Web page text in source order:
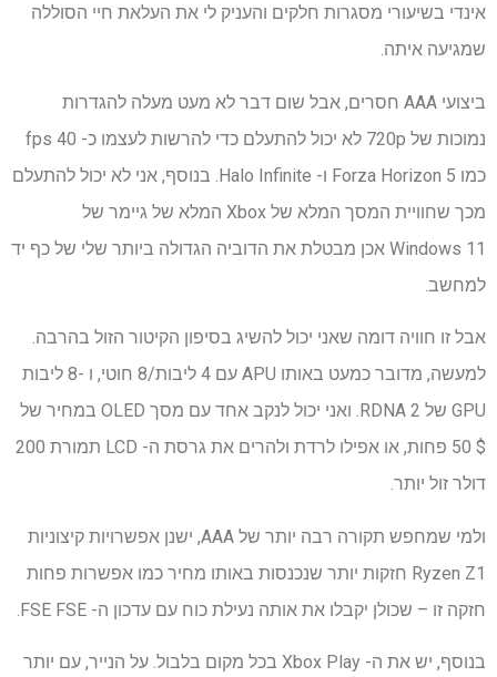
אינדי בשיעורי מסגרות חלקים והעניק לי את העלאת חיי הסוללה
שמגיעה איתה.
ביצועי AAA חסרים, אבל שום דבר לא מעט מעלה להגדרות
נמוכות של 720p לא יכול להתעלם כדי להרשות לעצמו כ- 40 fps
כמו Forza Horizon 5 ו- Halo Infinite. בנוסף, אני לא יכול להתעלם
מכך שחוויית המסך המלא של Xbox המלא של גיימר של
Windows 11 אכן מבטלת את הדוביה הגדולה ביותר שלי של כף יד
למחשב.
אבל זו חוויה דומה שאני יכול להשיג בסיפון הקיטור הזול בהרבה.
למעשה, מדובר כמעט באותו APU עם 4 ליבות/8 חוטי, ו -8 ליבות
GPU של RDNA 2. ואני יכול לנקב אחד עם מסך OLED במחיר של
$ 50 פחות, או אפילו לרדת ולהרים את גרסת ה- LCD תמורת 200
דולר זול יותר.
ולמי שמחפש תקורה רבה יותר של AAA, ישנן אפשרויות קיצוניות
Ryzen Z1 חזקות יותר שנכנסות באותו מחיר כמו אפשרות פחות
חזקה זו – שכולן יקבלו את אותה נעילת כוח עם עדכון ה- FSE FSE.
בנוסף, יש את ה- Xbox Play בכל מקום בלבול. על הנייר, עם יותר